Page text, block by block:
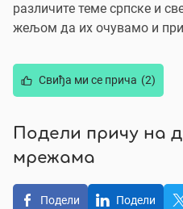
различите теме српске и
жељом да их очувамо и
Свиђа ми се прича (2)
Подели причу на
мрежама
Подели Подели